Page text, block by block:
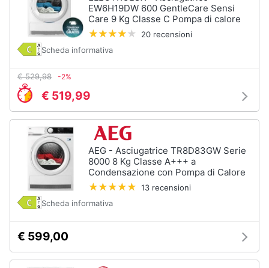
e
Beauty
Giocattoli
Prima
infanzia
Fotografia
Casalinghi
Abbigliamento
Sport
Incasso
Lavastoviglie
Bosch
Lavastoviglie
Lavastoviglie
libera
installazione
Vedi
Forni,
Piani
cottura
Forni
a
microonde
EW6H19DW 600 GentleCare Sensi
Care 9 Kg Classe C Pompa di calore
20 recensioni
Scheda informativa
€ 529,98 -2%
€ 519,99
AEG - Asciugatrice TR8D83GW Serie
8000 8 Kg Classe A+++ a
Condensazione con Pompa di Calore
13 recensioni
Scheda informativa
€ 599,00